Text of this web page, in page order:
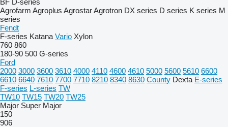
BF D-series
Agrofarm Agroplus AgrostarAgrotron DX series D series K series M
series
Fendt
F-series Katana Vario Xylon
760 860
180-90 500 G-series
Ford
2000 3000 3600 3610 4000 4110 4600 4610 5000 5600 5610 6600
6610 6640 7610 7700 7710 8210 8340 8630 County Dexta E-series
F-series L-series TW
TW10 TW15 TW20 TW25
Major Super Major
150
906